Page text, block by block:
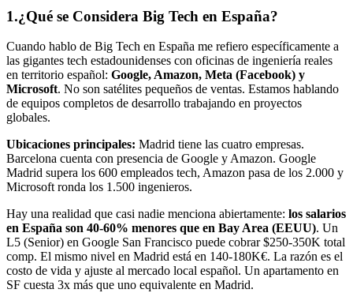
1.¿Qué se Considera Big Tech en España?
Cuando hablo de Big Tech en España me refiero específicamente a
las gigantes tech estadounidenses con oficinas de ingeniería reales
en territorio español: Google, Amazon, Meta (Facebook) y
Microsoft. No son satélites pequeños de ventas. Estamos hablando
de equipos completos de desarrollo trabajando en proyectos
globales.
Ubicaciones principales: Madrid tiene las cuatro empresas.
Barcelona cuenta con presencia de Google y Amazon. Google
Madrid supera los 600 empleados tech, Amazon pasa de los 2.000 y
Microsoft ronda los 1.500 ingenieros.
Hay una realidad que casi nadie menciona abiertamente: los salarios
en España son 40-60% menores que en Bay Area (EEUU). Un
L5 (Senior) en Google San Francisco puede cobrar $250-350K total
comp. El mismo nivel en Madrid está en 140-180K€. La razón es el
costo de vida y ajuste al mercado local español. Un apartamento en
SF cuesta 3x más que uno equivalente en Madrid.